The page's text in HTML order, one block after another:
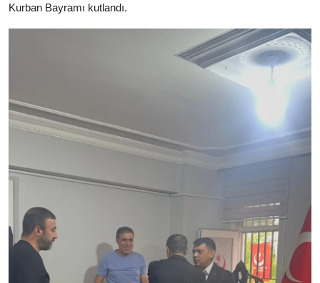
Kurban Bayramı kutlandı.